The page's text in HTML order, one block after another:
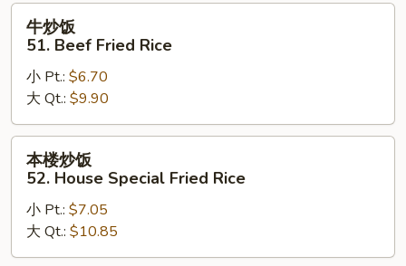
Rice
51.
Beef
Fried
Rice
牛炒饭
51. Beef Fried Rice
小 Pt.: $6.70
大 Qt.: $9.90
52.
House
本楼炒饭
52. House Special Fried Rice
小 Pt.: $7.05
大 Qt.: $10.85